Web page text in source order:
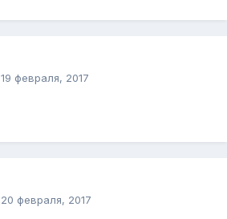
19 февраля, 2017
20 февраля, 2017